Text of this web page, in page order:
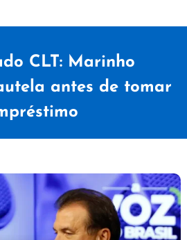
CLT: Marinho
antes de tomar